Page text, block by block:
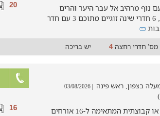
20
נוף מרהיב אל עבר היער והרים
ירוקים של הר הכרמל, 6 חדרי שינה זוגיים מתוכם 3 עם חדר
מס' חדרי רחצה4 יש בריכה
16
| 03/08/2026
וילת נופש משפחתית או קבוצתית המתאימה ל-16 אורחים